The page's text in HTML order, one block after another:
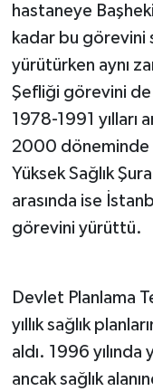
hastaneye
kadar bu görevini
yürütürken aynı
Şefliği görevini
1978-1991 yılları
2000 döneminde
Yüksek Sağlık
arasında ise
görevini yürüttü.
Devlet Planlama
yıllık sağlık
aldı. 1996
ancak sağlık